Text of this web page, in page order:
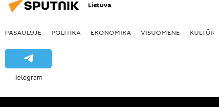
Lietuva
PASAULYJE POLITIKA EKONOMIKA VISUOMENĖ KULTŪRA
Telegram